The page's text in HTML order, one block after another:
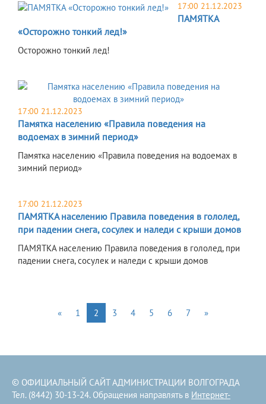
17:00 21.12.2023
ПАМЯТКА
«Осторожно тонкий лед!»
Осторожно тонкий лед!
17:00 21.12.2023
Памятка населению «Правила поведения на
водоемах в зимний период»
Памятка населению «Правила поведения на водоемах в
зимний период»
17:00 21.12.2023
ПАМЯТКА населению Правила поведения в гололед,
при падении снега, сосулек и наледи с крыши домов
ПАМЯТКА населению Правила поведения в гололед, при
падении снега, сосулек и наледи с крыши домов
« 1 2 3 4 5 6 7 »
© ОФИЦИАЛЬНЫЙ САЙТ АДМИНИСТРАЦИИ ВОЛГОГРАДА
Тел. (8442) 30-13-24. Обращения направлять в Интернет-